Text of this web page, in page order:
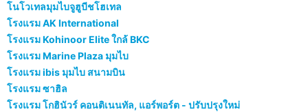
โนโวเทลมุมไบจูฮูบีชโฮเทล
โรงแรม AK International
โรงแรม Kohinoor Elite ใกล้ BKC
โรงแรม Marine Plaza มุมไบ
โรงแรม ibis มุมไบ สนามบิน
โรงแรม ซาฮิล
โรงแรม โกฮินัวร์ คอนติเนนทัล, แอร์พอร์ต - ปรับปรุงใหม่